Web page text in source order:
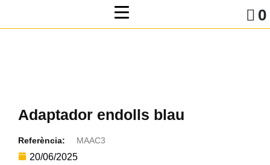
0
Adaptador endolls blau
Referència: MAAC3
20/06/2025